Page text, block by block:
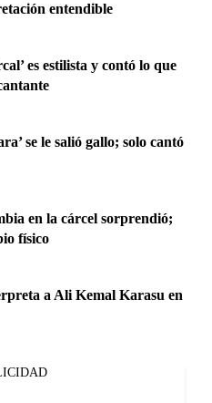
entendible
es estilista y contó lo que
se le salió gallo; solo cantó
en la cárcel sorprendió;
físico
a Ali Kemal Karasu en